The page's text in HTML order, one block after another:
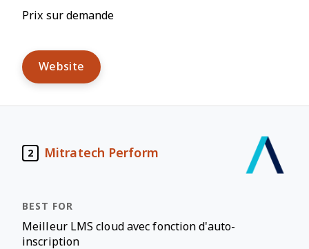
Prix sur demande
Website
2 Mitratech Perform
Meilleur LMS cloud avec fonction d'auto-
inscription